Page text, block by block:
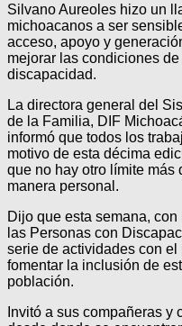
Silvano Aureoles hizo un
michoacanos a ser
acceso, apoyo y
mejorar las condiciones
discapacidad.
La directora general del
de la Familia, DIF
informó que todos los
motivo de esta décima
que no hay otro límite más
manera personal.
Dijo que esta semana,
las Personas con
serie de actividades con
fomentar la inclusión de
población.
Invitó a sus compañeras